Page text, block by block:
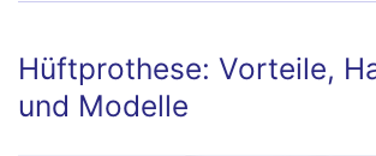
Hüftprothese: Vorteile,
und Modelle